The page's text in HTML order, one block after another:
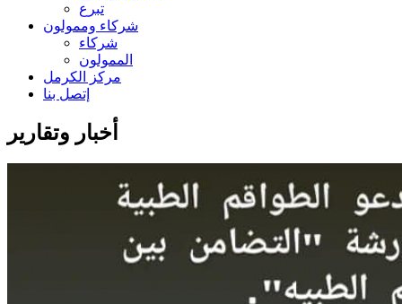
تبرع
شركاء وممولون
شركاء
الممولون
مركز الكرمل
إتصل بنا
أخبار وتقارير